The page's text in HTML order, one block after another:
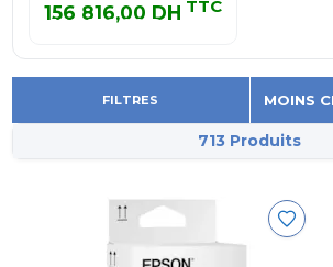
156 816,00 DH TTC
156 816,00 DH TTC
FILTRES
713 Produits